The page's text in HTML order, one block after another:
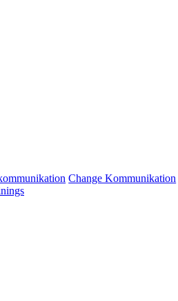
Change Kommunikation